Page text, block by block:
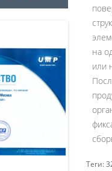
на
или
Теги: